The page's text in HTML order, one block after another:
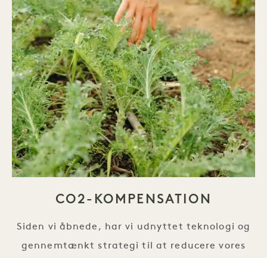
CO2-KOMPENSATION
Siden vi åbnede, har vi udnyttet teknologi og
gennemtænkt strategi til at reducere vores